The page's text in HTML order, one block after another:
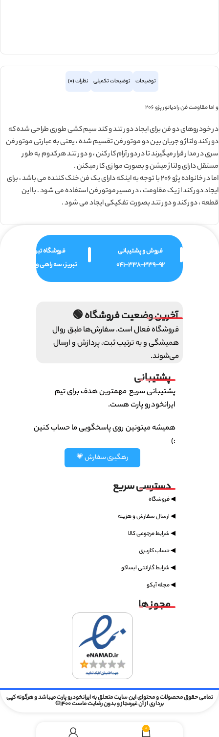
توضیحات توضیحات تکمیلی نظرات (0)
و اما مقاومت فن رادیاتور پژو 206
در خودروهای دو فن برای ایجاد دور تند و کند سیم کشی طوری طراحی شده که
دور کند ولتاژ و جریان بین دو موتور فن تقسیم شده ، یعنی به عبارتی موتور فن
سری در مدار قرار میگیرند تا در دور آرام کار کنن ، و دور تند هر کدوم به طور
مستقل دارای ولتاژ میشن و بصورت موازی کار میکنن .
اما در خانواده پژو 206 با توجه به اینکه دارای یک فن خنک کننده می باشد ، برای
ایجاد دور کند از یک مقاومت ، در مسیر موتور فن استفاده می شود . با این
قطعه ، دور کند و دور تند بصورت تفکیکی ایجاد می شود .
فروش و پشتیبانی
041-338-339-92
فروشگاه تبریز
تبریز ، سه راهی ولیعصر
آخرین وضعیت فروشگاه 🟢
فروشگاه فعال است. سفارش‌ها طبق روال
همیشگی و به ترتیب ثبت، پردازش و ارسال
می‌شوند.
پشتیبانی
پشتیبانی سریع مهمترین هدف برای تیم
ایرانخودرو پارت هست.
همیشه میتونین روی پاسخگویی ما حساب کنین
:)
رهگیری سفارش 💗
دسترسی سریع
◀ فروشگاه
◀ ارسال سفارش و هزینه
◀ شرایط مرجوعی کالا
◀ حساب کاربری
◀ شرایط گارانتی ایساکو
◀ مجله آیکو
مجوز ها
تمامی حقوق محصولات و محتوای این سایت متعلق به ایرانخودرو پارت میباشد و هرگونه کپی
برداری از آن غیرمجاز و بدون رضایت ماست 1400©
0